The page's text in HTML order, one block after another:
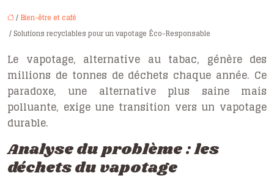
/ Bien-être et café
/ Solutions recyclables pour un vapotage Éco-Responsable
Le vapotage, alternative au tabac, génère des
millions de tonnes de déchets chaque année. Ce
paradoxe, une alternative plus saine mais
polluante, exige une transition vers un vapotage
durable.
Analyse du problème : les
déchets du vapotage